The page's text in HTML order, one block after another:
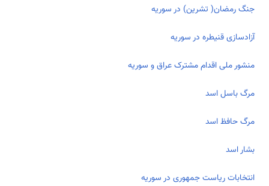
جنگ رمضان( تشرین) در سوریه
آزادسازی قنیطره در سوریه
منشور ملی اقدام مشترک عراق و سوریه
مرگ باسل اسد
مرگ حافظ اسد
بشار اسد
انتخابات ریاست جمهوری در سوریه